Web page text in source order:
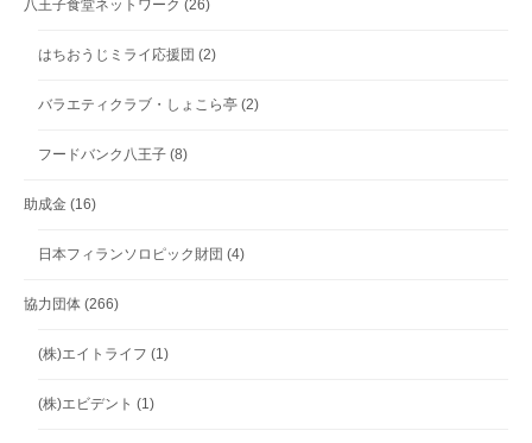
八王子食堂ネットワーク (26)
はちおうじミライ応援団 (2)
バラエティクラブ・しょこら亭 (2)
フードバンク八王子 (8)
助成金 (16)
日本フィランソロピック財団 (4)
協力団体 (266)
(株)エイトライフ (1)
(株)エビデント (1)